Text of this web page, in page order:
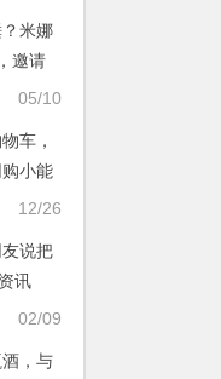
米娜
邀请
乐资
05/10
车，
小能
讯
12/26
说把
讯
02/09
，与